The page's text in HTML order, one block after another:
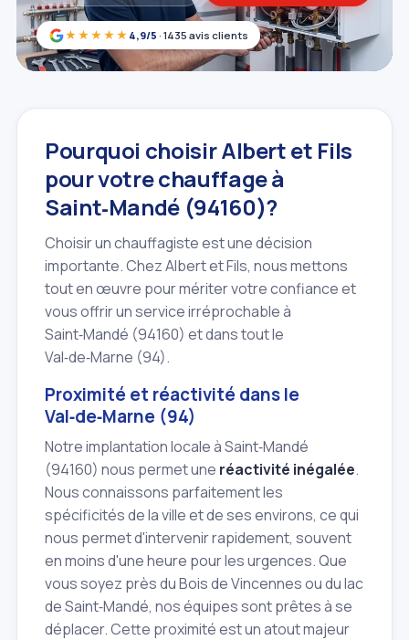
★★★★★ 4,9/5 · 1435 avis clients
Pourquoi choisir Albert et Fils
pour votre chauffage à
Saint‑Mandé (94160)?
Choisir un chauffagiste est une décision
importante. Chez Albert et Fils, nous mettons
tout en œuvre pour mériter votre confiance et
vous offrir un service irréprochable à
Saint‑Mandé (94160) et dans tout le
Val‑de‑Marne (94).
Proximité et réactivité dans le
Val‑de‑Marne (94)
Notre implantation locale à Saint‑Mandé
(94160) nous permet une réactivité inégalée.
Nous connaissons parfaitement les
spécificités de la ville et de ses environs, ce qui
nous permet d'intervenir rapidement, souvent
en moins d'une heure pour les urgences. Que
vous soyez près du Bois de Vincennes ou du lac
de Saint‑Mandé, nos équipes sont prêtes à se
déplacer. Cette proximité est un atout majeur